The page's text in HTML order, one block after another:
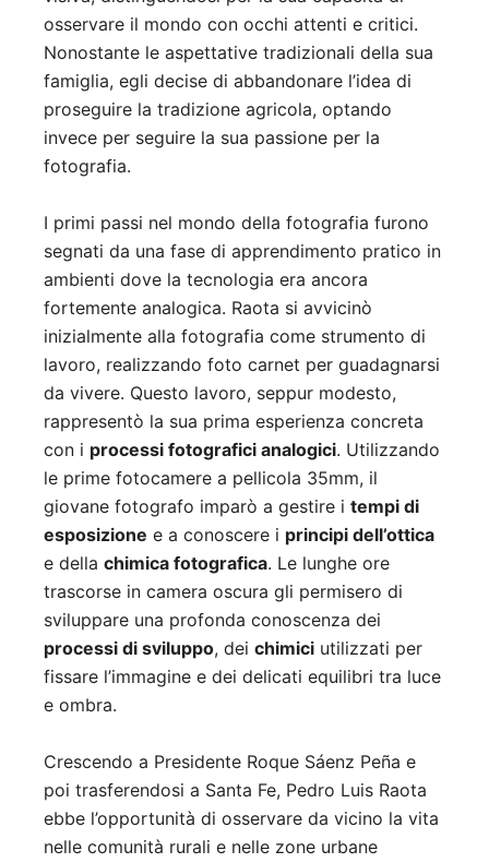
osservare il mondo con occhi attenti e critici.
Nonostante le aspettative tradizionali della sua
famiglia, egli decise di abbandonare l’idea di
proseguire la tradizione agricola, optando
invece per seguire la sua passione per la
fotografia.
I primi passi nel mondo della fotografia furono
segnati da una fase di apprendimento pratico in
ambienti dove la tecnologia era ancora
fortemente analogica. Raota si avvicinò
inizialmente alla fotografia come strumento di
lavoro, realizzando foto carnet per guadagnarsi
da vivere. Questo lavoro, seppur modesto,
rappresentò la sua prima esperienza concreta
con i processi fotografici analogici. Utilizzando
le prime fotocamere a pellicola 35mm, il
giovane fotografo imparò a gestire i tempi di
esposizione e a conoscere i principi dell’ottica
e della chimica fotografica. Le lunghe ore
trascorse in camera oscura gli permisero di
sviluppare una profonda conoscenza dei
processi di sviluppo, dei chimici utilizzati per
fissare l’immagine e dei delicati equilibri tra luce
e ombra.
Crescendo a Presidente Roque Sáenz Peña e
poi trasferendosi a Santa Fe, Pedro Luis Raota
ebbe l’opportunità di osservare da vicino la vita
nelle comunità rurali e nelle zone urbane